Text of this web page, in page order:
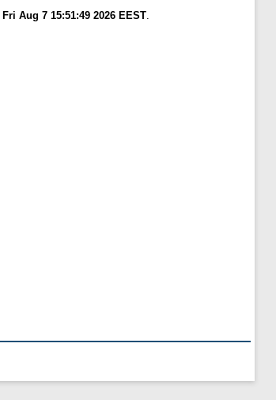
Fri Aug 7 15:51:49 2026 EEST.